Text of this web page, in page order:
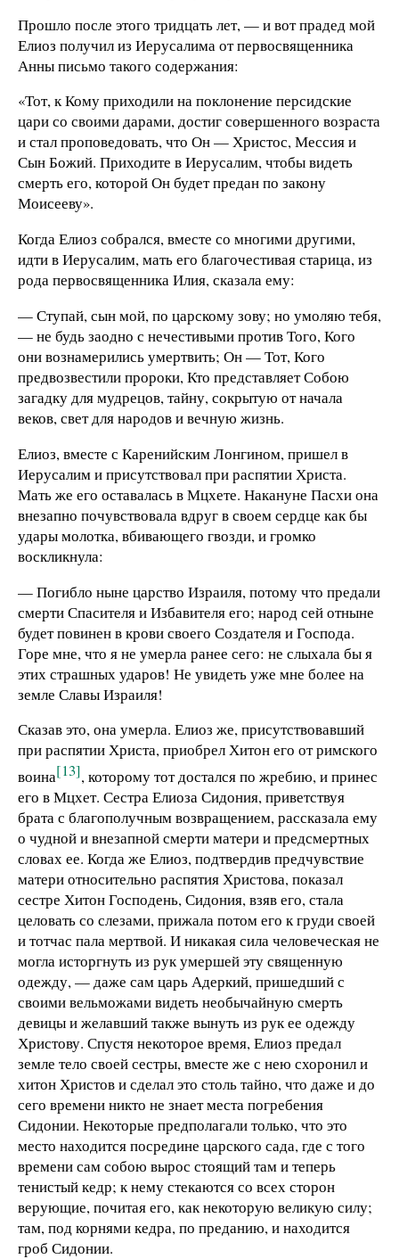
Прошло после этого тридцать лет, — и вот прадед мой
Елиоз получил из Иерусалима от первосвященника
Анны письмо такого содержания:
«Тот, к Кому приходили на поклонение персидские
цари со своими дарами, достиг совершенного возраста
и стал проповедовать, что Он — Христос, Мессия и
Сын Божий. Приходите в Иерусалим, чтобы видеть
смерть его, которой Он будет предан по закону
Моисееву».
Когда Елиоз собрался, вместе со многими другими,
идти в Иерусалим, мать его благочестивая старица, из
рода первосвященника Илия, сказала ему:
— Ступай, сын мой, по царскому зову; но умоляю тебя,
— не будь заодно с нечестивыми против Того, Кого
они вознамерились умертвить; Он — Тот, Кого
предвозвестили пророки, Кто представляет Собою
загадку для мудрецов, тайну, сокрытую от начала
веков, свет для народов и вечную жизнь.
Елиоз, вместе с Каренийским Лонгином, пришел в
Иерусалим и присутствовал при распятии Христа.
Мать же его оставалась в Мцхете. Накануне Пасхи она
внезапно почувствовала вдруг в своем сердце как бы
удары молотка, вбивающего гвозди, и громко
воскликнула:
— Погибло ныне царство Израиля, потому что предали
смерти Спасителя и Избавителя его; народ сей отныне
будет повинен в крови своего Создателя и Господа.
Горе мне, что я не умерла ранее сего: не слыхала бы я
этих страшных ударов! Не увидеть уже мне более на
земле Славы Израиля!
Сказав это, она умерла. Елиоз же, присутствовавший
при распятии Христа, приобрел Хитон его от римского
воина[13], которому тот достался по жребию, и принес
его в Мцхет. Сестра Елиоза Сидония, приветствуя
брата с благополучным возвращением, рассказала ему
о чудной и внезапной смерти матери и предсмертных
словах ее. Когда же Елиоз, подтвердив предчувствие
матери относительно распятия Христова, показал
сестре Хитон Господень, Сидония, взяв его, стала
целовать со слезами, прижала потом его к груди своей
и тотчас пала мертвой. И никакая сила человеческая не
могла исторгнуть из рук умершей эту священную
одежду, — даже сам царь Адеркий, пришедший с
своими вельможами видеть необычайную смерть
девицы и желавший также вынуть из рук ее одежду
Христову. Спустя некоторое время, Елиоз предал
земле тело своей сестры, вместе же с нею схоронил и
хитон Христов и сделал это столь тайно, что даже и до
сего времени никто не знает места погребения
Сидонии. Некоторые предполагали только, что это
место находится посредине царского сада, где с того
времени сам собою вырос стоящий там и теперь
тенистый кедр; к нему стекаются со всех сторон
верующие, почитая его, как некоторую великую силу;
там, под корнями кедра, по преданию, и находится
гроб Сидонии.